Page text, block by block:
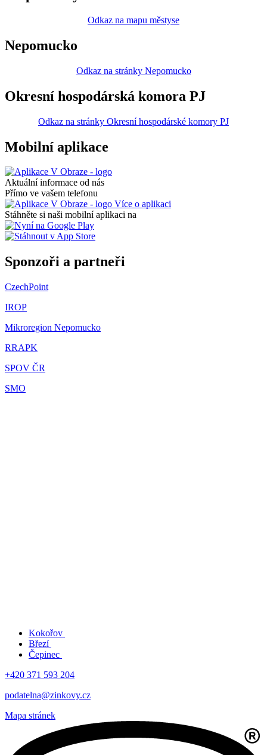
Odkaz na mapu městyse
Nepomucko
Odkaz na stránky Nepomucko
Okresní hospodárská komora PJ
Odkaz na stránky Okresní hospodárské komory PJ
Mobilní aplikace
Aktuální informace od nás
Přímo ve vašem telefonu
Více o aplikaci
Stáhněte si naši mobilní aplikaci na
Sponzoři a partneři
CzechPoint
IROP
Mikroregion Nepomucko
RRAPK
SPOV ČR
SMO
Kokořov
Březí
Čepinec
+420 371 593 204
podatelna@zinkovy.cz
Mapa stránek